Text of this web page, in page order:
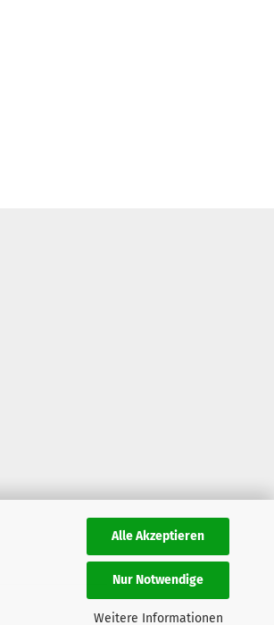
Alle Akzeptieren
Nur Notwendige
Weitere Informationen